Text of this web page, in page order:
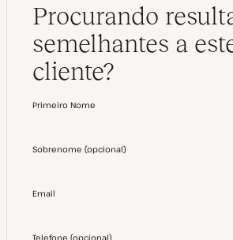
Procurando
semelhantes a
cliente?
Primeiro Nome
Sobrenome (opcional)
Email
Telefone (opcional)